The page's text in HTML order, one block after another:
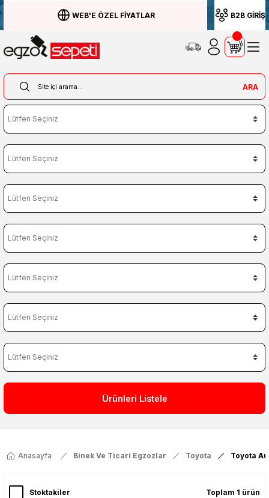
WEB'E ÖZEL FİYATLAR B2B GİRİŞ
ARA
Ürünleri Listele
Anasayfa Binek Ve Ticari Egzozlar Toyota Toyota
Stoktakiler Toplam 1 ürün